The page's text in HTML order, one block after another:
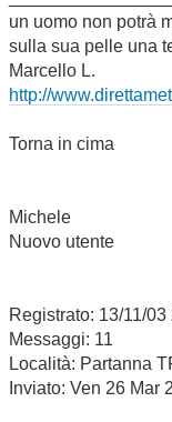
un uomo non potrà
sulla sua pelle una
Marcello L.
http://
Torna in cima
Michele
Nuovo utente
Registrato: 13/11/03
Messaggi: 11
Località: Partanna
Inviato: Ven 26